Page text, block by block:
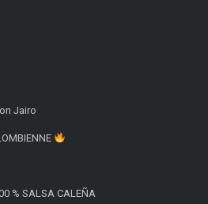
Jairo
% SALSA CALEÑA